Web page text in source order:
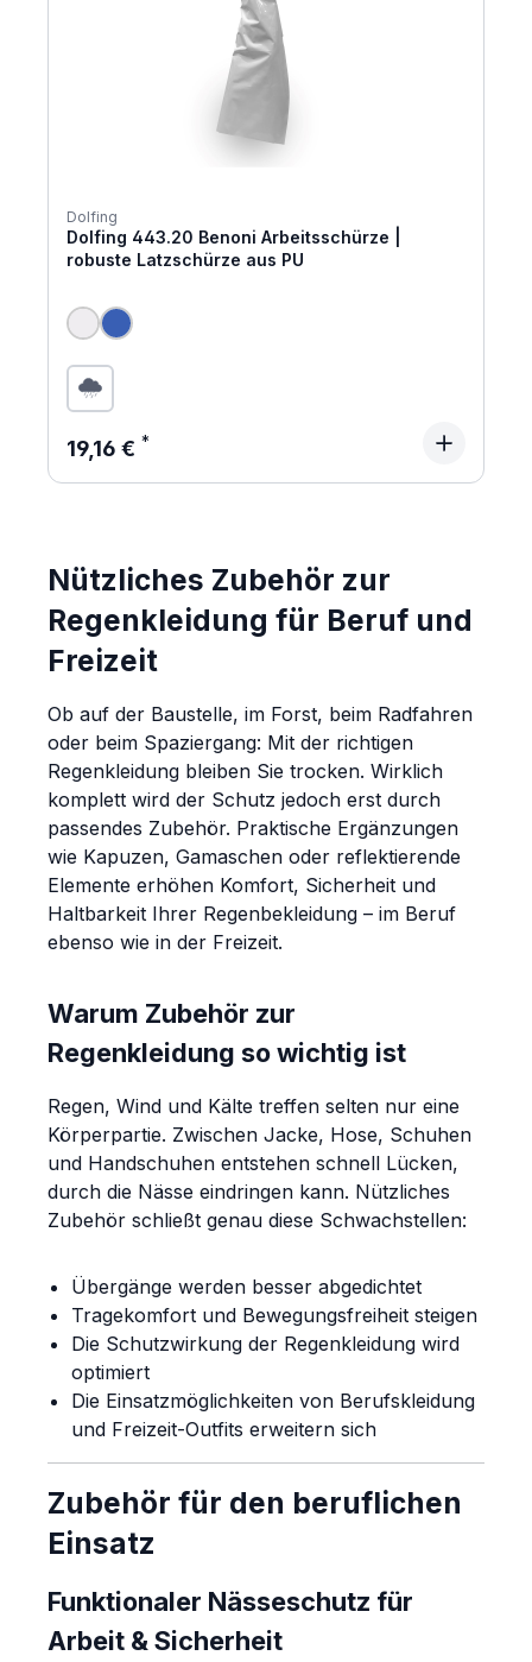
Dolfing
Dolfing 443.20 Benoni Arbeitsschürze |
robuste Latzschürze aus PU
Regulärer Preis:
19,16 €
Nützliches Zubehör zur
Regenkleidung für Beruf und
Freizeit
Ob auf der Baustelle, im Forst, beim Radfahren
oder beim Spaziergang: Mit der richtigen
Regenkleidung bleiben Sie trocken. Wirklich
komplett wird der Schutz jedoch erst durch
passendes Zubehör. Praktische Ergänzungen
wie Kapuzen, Gamaschen oder reflektierende
Elemente erhöhen Komfort, Sicherheit und
Haltbarkeit Ihrer Regenbekleidung – im Beruf
ebenso wie in der Freizeit.
Warum Zubehör zur
Regenkleidung so wichtig ist
Regen, Wind und Kälte treffen selten nur eine
Körperpartie. Zwischen Jacke, Hose, Schuhen
und Handschuhen entstehen schnell Lücken,
durch die Nässe eindringen kann. Nützliches
Zubehör schließt genau diese Schwachstellen:
Übergänge werden besser abgedichtet
Tragekomfort und Bewegungsfreiheit steigen
Die Schutzwirkung der Regenkleidung wird
optimiert
Die Einsatzmöglichkeiten von Berufskleidung
und Freizeit-Outfits erweitern sich
Zubehör für den beruflichen
Einsatz
Funktionaler Nässeschutz für
Arbeit & Sicherheit